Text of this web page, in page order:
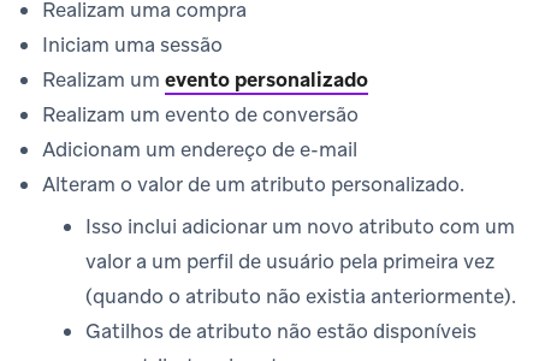
Realizam uma compra
Iniciam uma sessão
Realizam um evento personalizado
Realizam um evento de conversão
Adicionam um endereço de e-mail
Alteram o valor de um atributo personalizado.
Isso inclui adicionar um novo atributo com um
valor a um perfil de usuário pela primeira vez
(quando o atributo não existia anteriormente).
Gatilhos de atributo não estão disponíveis